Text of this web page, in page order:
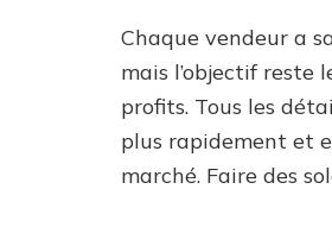
Chaque vendeur a
mais l’objectif reste
profits. Tous les
plus rapidement et
marché. Faire des